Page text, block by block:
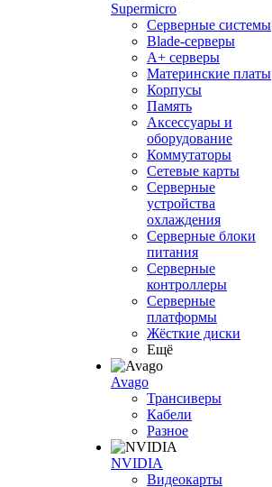
Supermicro
Серверные системы
Blade-серверы
A+ серверы
Материнские платы
Корпусы
Память
Аксессуары и
оборудование
Коммутаторы
Сетевые карты
Серверные
устройства
охлаждения
Серверные блоки
питания
Серверные
контроллеры
Серверные
платформы
Жёсткие диски
Ещё
Avago
Трансиверы
Кабели
Разное
NVIDIA
Видеокарты